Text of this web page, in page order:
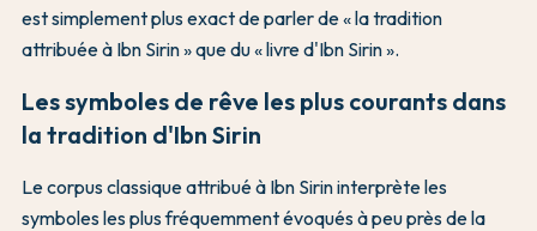
est simplement plus exact de parler de « la tradition
attribuée à Ibn Sirin » que du « livre d'Ibn Sirin ».
Les symboles de rêve les plus courants dans
la tradition d'Ibn Sirin
Le corpus classique attribué à Ibn Sirin interprète les
symboles les plus fréquemment évoqués à peu près de la